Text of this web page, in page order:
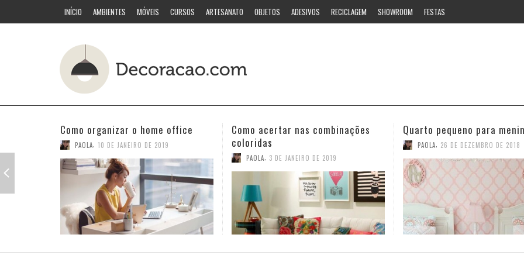
INÍCIO AMBIENTES MÓVEIS CURSOS ARTESANATO OBJETOS ADESIVOS RECICLAGEM SHOWROOM FESTAS
Como acertar nas combinações
coloridas
PAOLA, 3 DE JANEIRO DE 2019
Quarto pequeno para meninas
PAOLA, 26 DE DEZEMBRO DE 2018
Ideias estilosas para o
PAOLA 12 DE NOVEMBRO DE 2018